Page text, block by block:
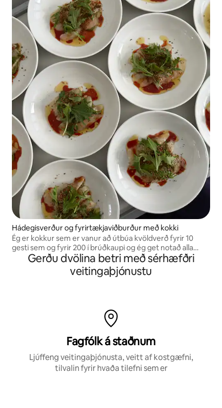
Hádegisverður og fyrirtækjaviðburður með kokki
Ég er kokkur sem er vanur að útbúa kvöldverð fyrir 10
gesti sem og fyrir 200 í brúðkaupi og ég get notað alla
mína hugmyndaflugi til að útbúa einstakan matseðil fyrir
viðburði fyrirtækis þíns.
Gerðu dvölina betri með sérhæfðri
veitingaþjónustu
Fagfólk á staðnum
Ljúffeng veitingaþjónusta, veitt af kostgæfni,
tilvalin fyrir hvaða tilefni sem er